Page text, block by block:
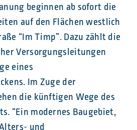
beginnen ab sofort die
auf den Flächen westlich
“Im Timp”. Dazu zählt die
Versorgungsleitungen
eines
Im Zuge der
die künftigen Wege des
“Ein modernes Baugebiet,
und